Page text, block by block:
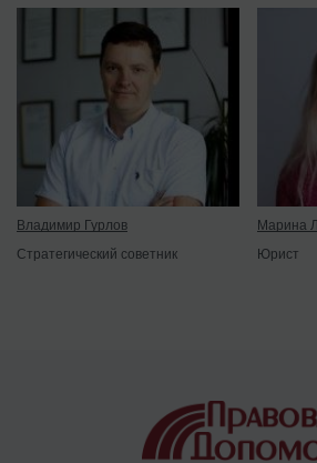
Владимир Гурлов
Стратегический советник
Марина
Юрист